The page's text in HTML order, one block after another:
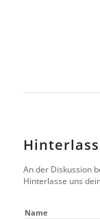
An der Diskussion
Hinterlasse uns
Name